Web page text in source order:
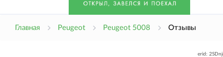
Главная Peugeot Peugeot 5008 Отзывы
erid: